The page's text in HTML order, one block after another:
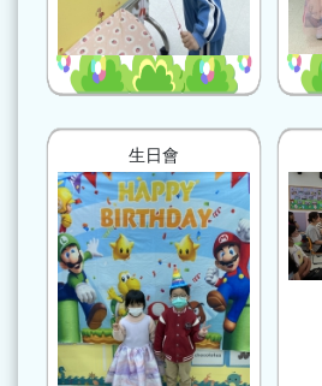
生日會